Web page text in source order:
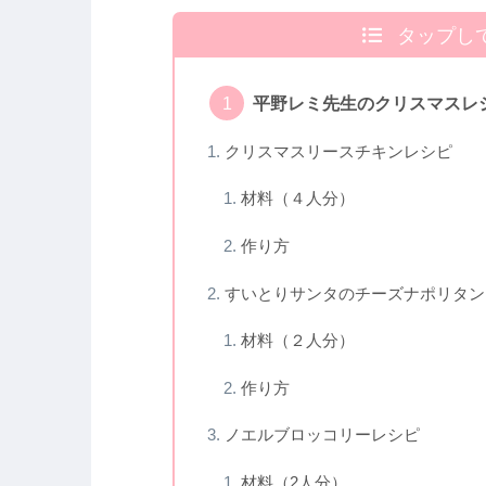
タップし
平野レミ先生のクリスマスレ
クリスマスリースチキンレシピ
材料（４人分）
作り方
すいとりサンタのチーズナポリタ
材料（２人分）
作り方
ノエルブロッコリーレシピ